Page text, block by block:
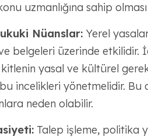
uzmanlığına sahip
Nüanslar:Yerel
belgeleri üzerinde
yasal ve kültürel
incelikleri yönetmelidir. Bu
neden olabilir.
Talep işleme, politika